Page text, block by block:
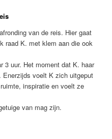
van de reis. Hier gaat
raad K. met klem aan die ook
3 uur. Het moment dat K. haar
Enerzijds voelt K zich uitgeput
inspiratie en voelt ze
van mag zijn.